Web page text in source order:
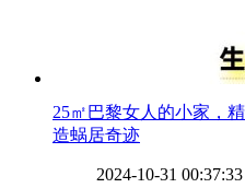
​25㎡巴黎女人的小家，
造蜗居奇迹
2024-10-31 00:37:33